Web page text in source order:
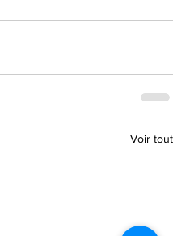
Voir tout